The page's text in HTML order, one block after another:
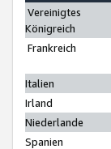
Vereinigtes
Königreich
Frankreich
Italien
Irland
Niederlande
Spanien